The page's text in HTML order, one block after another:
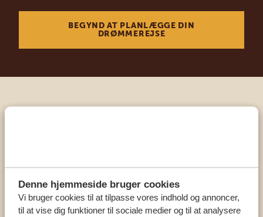
Denne hjemmeside bruger cookies
Vi bruger cookies til at tilpasse vores indhold og annoncer,
til at vise dig funktioner til sociale medier og til at analysere
BEGYND AT PLANLÆGGE DIN
DRØMMEREJSE
Ring til en ekspert
DA:+45 89 88 83 62